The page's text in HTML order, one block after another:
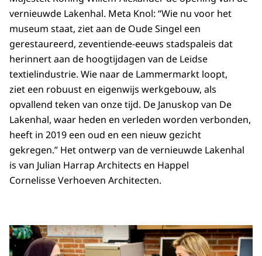
vernieuwde Lakenhal. Meta Knol: “Wie nu voor het
museum staat, ziet aan de Oude Singel een
gerestaureerd, zeventiende-eeuws stadspaleis dat
herinnert aan de hoogtijdagen van de Leidse
textielindustrie. Wie naar de Lammermarkt loopt,
ziet een robuust en eigenwijs werkgebouw, als
opvallend teken van onze tijd. De Januskop van De
Lakenhal, waar heden en verleden worden verbonden,
heeft in 2019 een oud en een nieuw gezicht
gekregen.” Het ontwerp van de vernieuwde Lakenhal
is van Julian Harrap Architects en Happel
Cornelisse Verhoeven Architecten.